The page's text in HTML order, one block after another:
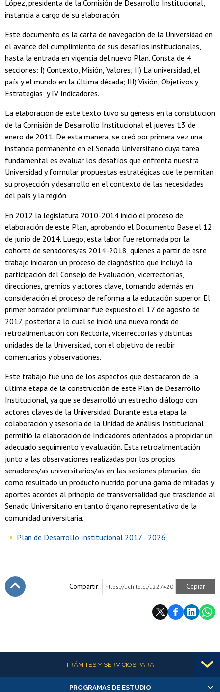
López, presidenta de la Comisión de Desarrollo Institucional,
instancia a cargo de su elaboración.
Este documento es la carta de navegación de la Universidad en
el avance del cumplimiento de sus desafíos institucionales,
hasta la entrada en vigencia del nuevo Plan. Consta de 4
secciones: I) Contexto, Misión, Valores; II) La universidad, el
país y el mundo en la última década; III) Visión, Objetivos y
Estrategias; y IV Indicadores.
La elaboración de este texto tuvo su génesis en la constitución
de la Comisión de Desarrollo Institucional el jueves 13 de
enero de 2011. De esta manera, se creó por primera vez una
instancia permanente en el Senado Universitario cuya tarea
fundamental es evaluar los desafíos que enfrenta nuestra
Universidad y formular propuestas estratégicas que le permitan
su proyección y desarrollo en el contexto de las necesidades
del país y la región.
En 2012 la legislatura 2010-2014 inició el proceso de
elaboración de este Plan, aprobando el Documento Base el 12
de junio de 2014. Luego, esta labor fue retomada por la
cohorte de senadores/as 2014-2018, quienes a partir de este
trabajo iniciaron un proceso de diagnóstico que incluyó la
participación del Consejo de Evaluación, vicerrectorías,
direcciones, gremios y actores clave, tomando además en
consideración el proceso de reforma a la educación superior. El
primer borrador preliminar fue expuesto el 17 de agosto de
2017, posterior a lo cual se inició una nueva ronda de
retroalimentación con Rectoría, vicerrectorías y distintas
unidades de la Universidad, con el objetivo de recibir
comentarios y observaciones.
Este trabajo fue uno de los aspectos que destacaron de la
última etapa de la construcción de este Plan de Desarrollo
Institucional, ya que se desarrolló un estrecho diálogo con
actores claves de la Universidad. Durante esta etapa la
colaboración y asesoría de la Unidad de Análisis Institucional
permitió la elaboración de Indicadores orientados a propiciar un
adecuado seguimiento y evaluación. Esta retroalimentación
junto a las observaciones realizadas por los propios
senadores/as universitarios/as en las sesiones plenarias, dio
como resultado un producto nutrido por una gama de miradas y
aportes acordes al principio de transversalidad que trasciende al
Senado Universitario en tanto órgano representativo de la
comunidad universitaria.
Plan de Desarrollo Institucional 2017 - 2026
Compartir: https://uchile.cl/u227420 Copiar
Más informaciónTRÁMITES Y SERVICIOS PARA
PROGRAMAS DE ESTUDIO